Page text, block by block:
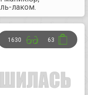
лаком.
1630 63